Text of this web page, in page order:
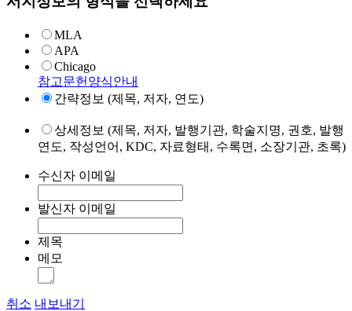
MLA
APA
Chicago
참고문헌양식안내
간략정보 (제목, 저자, 연도)
상세정보 (제목, 저자, 발행기관, 학술지명, 권호, 발행
연도, 작성언어, KDC, 자료형태, 수록면, 소장기관, 초록)
수신자 이메일
발신자 이메일
제목
메모
취소 내보내기